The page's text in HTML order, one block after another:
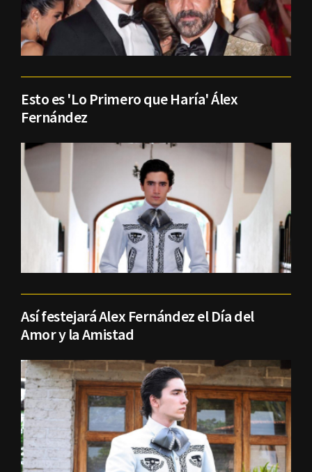
Esto es 'Lo Primero que Haría' Álex
Fernández
Así festejará Alex Fernández el Día del
Amor y la Amistad